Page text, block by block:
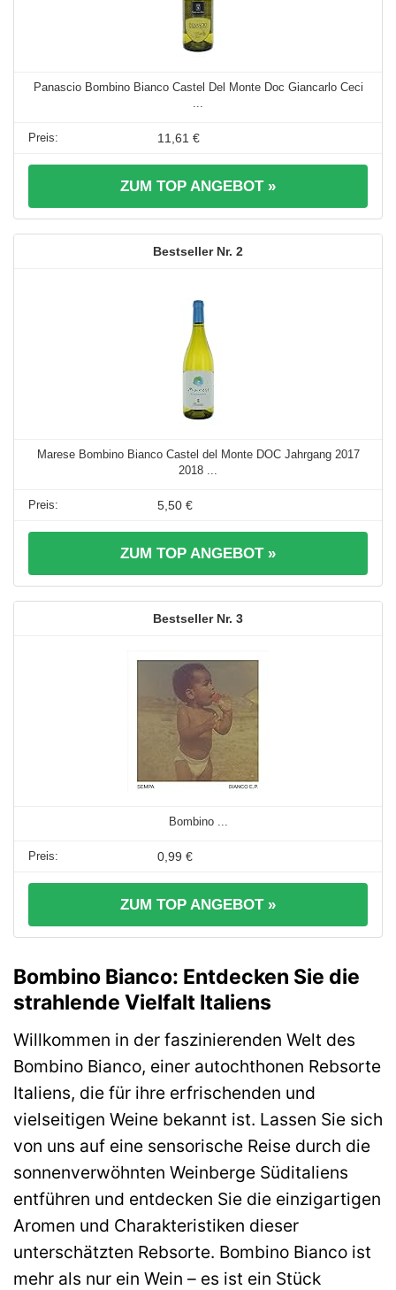
Panascio Bombino Bianco Castel Del Monte Doc Giancarlo Ceci
...
11,61 €
ZUM TOP ANGEBOT »
2
Marese Bombino Bianco Castel del Monte DOC Jahrgang 2017
2018 ...
5,50 €
ZUM TOP ANGEBOT »
3
Bombino ...
0,99 €
ZUM TOP ANGEBOT »
Bombino Bianco: Entdecken Sie die
strahlende Vielfalt Italiens
Willkommen in der faszinierenden Welt des
Bombino Bianco, einer autochthonen Rebsorte
Italiens, die für ihre erfrischenden und
vielseitigen Weine bekannt ist. Lassen Sie sich
von uns auf eine sensorische Reise durch die
sonnenverwöhnten Weinberge Süditaliens
entführen und entdecken Sie die einzigartigen
Aromen und Charakteristiken dieser
unterschätzten Rebsorte. Bombino Bianco ist
mehr als nur ein Wein – es ist ein Stück